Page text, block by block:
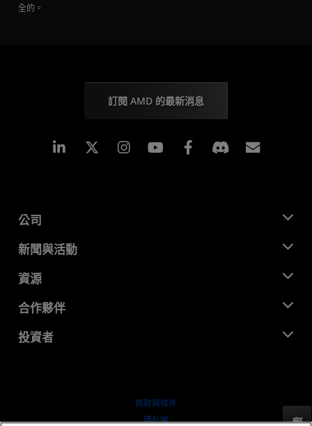
全的。
訂閱 AMD 的最新消息
Linkedin Instagram Facebook
公司
關於 AMD
企業責任
招聘
聯絡我們
新聞與活動
新聞室
媒體庫
資源
開發者中心
案例研究
合作夥伴
AMD 合作夥伴中心
投資者
條款與條件
隱私權